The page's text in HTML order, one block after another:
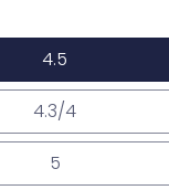
4.5
4.5
4.3/4
4.3/4
5
5